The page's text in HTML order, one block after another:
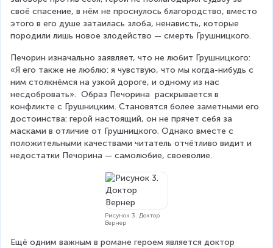
своё спасение, в нём не проснулось благородство, вместо
этого в его душе затаилась злоба, ненависть, которые
породили лишь новое злодейство — смерть Грушницкого.
Печорин изначально заявляет, что не любит Грушницкого:
«Я его также не люблю: я чувствую, что мы когда-нибудь с
ним столкнёмся на узкой дороге, и одному из нас
несдобровать».  Образ Печорина  раскрывается в
конфликте с Грушницким. Становятся более заметными его
достоинства: герой настоящий, он не прячет себя за
масками в отличие от Грушницкого. Однако вместе с
положительными качествами читатель отчётливо видит и
недостатки Печорина — самолюбие, своеволие.
Рисунок 3. Доктор
Вернер
Ещё одним важным в романе героем является доктор